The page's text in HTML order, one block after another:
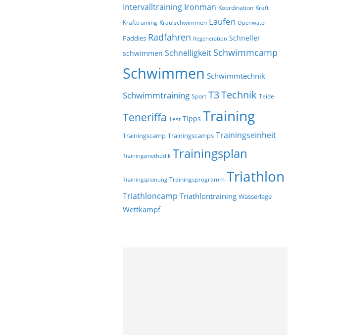
Intervalltraining Ironman Koordination Kraft
Krafttraining Kraulschwimmen Laufen Openwater
Paddles Radfahren Regeneration Schneller
schwimmen Schnelligkeit Schwimmcamp
Schwimmen Schwimmtechnik
Schwimmtraining Sport T3Technik Teide
Teneriffa Test Tipps Training
Trainingscamp Trainingscamps Trainingseinheit
Trainingsmethodik Trainingsplan
Trainingsplanung Trainingsprogramm Triathlon
Triathloncamp Triathlontraining Wasserlage
Wettkampf